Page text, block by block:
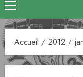
Menu
principal
Accueil 2012